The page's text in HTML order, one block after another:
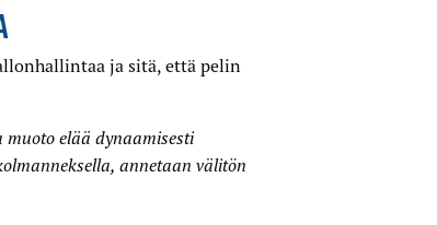
ja sitä, että pelin
elää dynaamisesti
annetaan välitön